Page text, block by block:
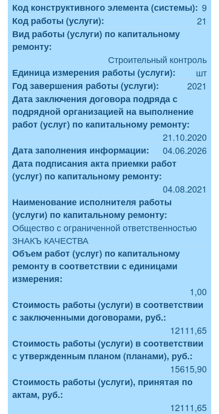
Код конструктивного элемента (системы): 9
Код работы (услуги):
21
Вид работы (услуги) по капитальному
ремонту:
Строительный контроль
Единица измерения работы (услуги):
шт
Год завершения работы (услуги):
2021
Дата заключения договора подряда с
подрядной организацией на выполнение
работ (услуг) по капитальному ремонту:
21.10.2020
Дата заполнения информации:
04.06.2026
Дата подписания акта приемки работ
(услуг) по капитальному ремонту:
04.08.2021
Наименование исполнителя работы
(услуги) по капитальному ремонту:
Общество с ограниченной ответственностью
ЗНАКЪ КАЧЕСТВА
Объем работ (услуг) по капитальному
ремонту в соответствии с единицами
измерения:
1,00
Стоимость работы (услуги) в соответствии
с заключенными договорами, руб.:
12111,65
Стоимость работы (услуги) в соответствии
с утвержденным планом (планами), руб.:
15615,90
Стоимость работы (услуги), принятая по
актам, руб.:
12111,65